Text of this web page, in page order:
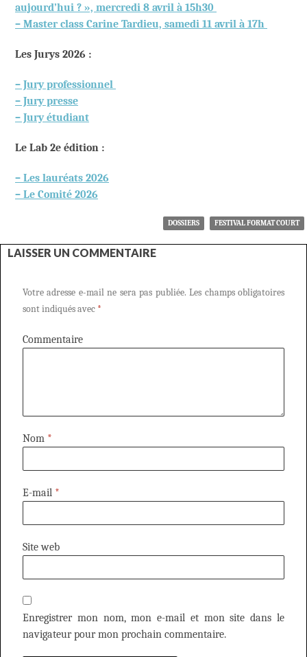
aujourd’hui ? », mercredi 8 avril à 15h30
– Master class Carine Tardieu, samedi 11 avril à 17h
Les Jurys 2026 :
– Jury professionnel
– Jury presse
– Jury étudiant
Le Lab 2e édition :
– Les lauréats 2026
– Le Comité 2026
DOSSIERS FESTIVAL FORMAT COURT
LAISSER UN COMMENTAIRE
Votre adresse e-mail ne sera pas publiée. Les champs obligatoires
sont indiqués avec *
Commentaire
Nom *
E-mail *
Site web
Enregistrer mon nom, mon e-mail et mon site dans le
navigateur pour mon prochain commentaire.